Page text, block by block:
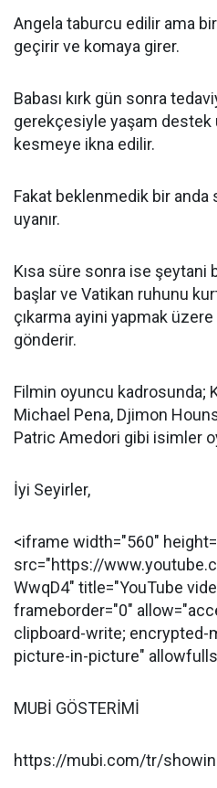
Angela taburcu edilir ama
geçirir ve komaya girer.
Babası kırk gün sonra
gerekçesiyle yaşam destek
kesmeye ikna edilir.
Fakat beklenmedik bir anda
uyanır.
Kısa süre sonra ise şeytani
başlar ve Vatikan ruhunu
çıkarma ayini yapmak
gönderir.
Filmin oyuncu kadrosunda;
Michael Pena, Djimon
Patric Amedori gibi isimler
İyi Seyirler,
<iframe width="560"
src="https://
WwqD4" title="YouTube
frameborder="0"
clipboard-write; encrypted-
picture-in-picture"
MUBİ GÖSTERİMİ
https://mubi.com/tr/